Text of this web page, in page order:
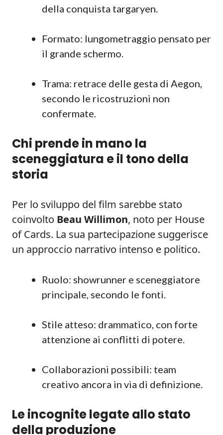
della conquista targaryen.
Formato: lungometraggio pensato per
il grande schermo.
Trama: retrace delle gesta di Aegon,
secondo le ricostruzioni non
confermate.
Chi prende in mano la
sceneggiatura e il tono della
storia
Per lo sviluppo del film sarebbe stato
coinvolto Beau Willimon, noto per House
of Cards. La sua partecipazione suggerisce
un approccio narrativo intenso e politico.
Ruolo: showrunner e sceneggiatore
principale, secondo le fonti.
Stile atteso: drammatico, con forte
attenzione ai conflitti di potere.
Collaborazioni possibili: team
creativo ancora in via di definizione.
Le incognite legate allo stato
della produzione